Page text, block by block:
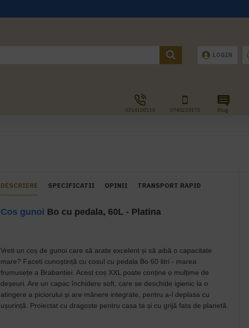
LOGIN
0314100110 0740230170 Blog
DESCRIERE SPECIFICATII OPINII TRANSPORT RAPID
Cos gunoi Bo cu pedala, 60L - Platina
Vreti un coș de gunoi care să arate excelent și să aibă o capacitate
mare? Faceti cunoștință cu cosul cu pedala Bo 60 litri - marea
frumusețe a Brabantiei. Acest coș XXL poate conține o mulțime de
deșeuri. Are un capac închidere soft, care se deschide igienic la o
atingere a piciorului și are mânere integrate, pentru a-l deplasa cu
ușurință. Proiectat cu dragoste pentru casa ta și cu grijă fata de planetă.